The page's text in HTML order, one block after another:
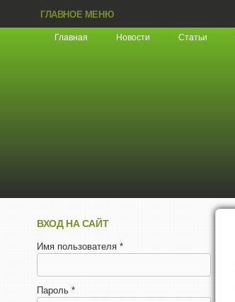
ГЛАВНОЕ МЕНЮ
Главная Новости Статьи
ВХОД НА САЙТ
Имя пользователя *
Пароль *